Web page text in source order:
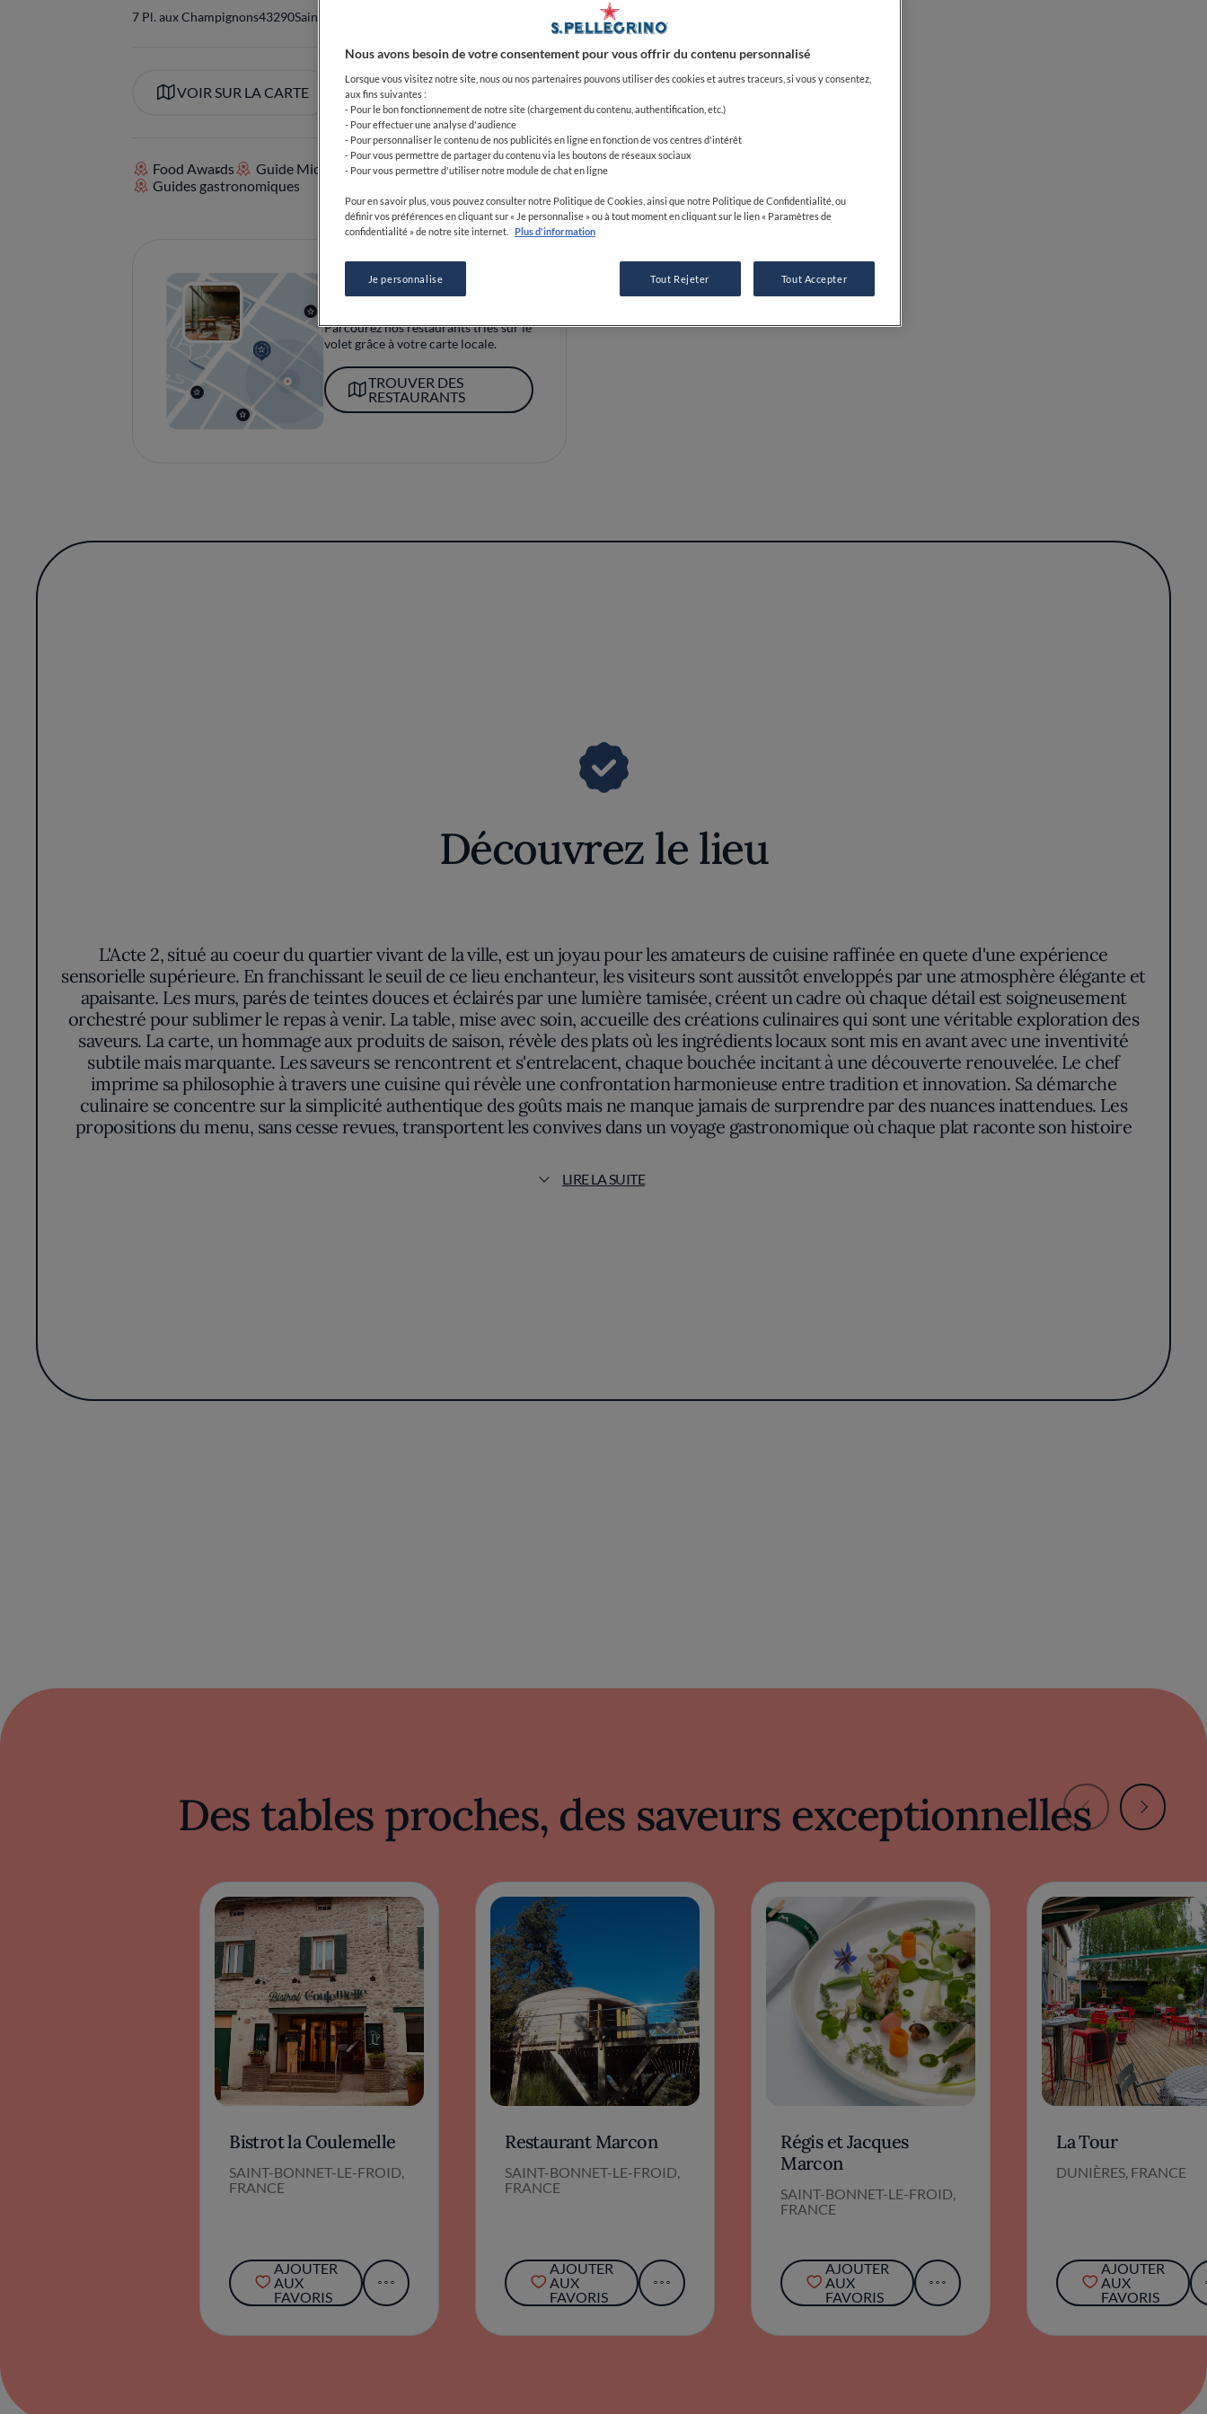
7 Pl. aux Champignons43290Saint-Bonnet-le-Froid
VOIR SUR LA CARTE
Food Awards
Guide Michelin
Guides gastronomiques
AFFICHER PLUS
Découvrez la carte
Parcourez nos restaurants triés sur le
volet grâce à votre carte locale.
TROUVER DES
RESTAURANTS
Découvrez le lieu
L'Acte 2, situé au coeur du quartier vivant de la ville, est un joyau pour les amateurs de cuisine raffinée en quete d'une expérience
sensorielle supérieure. En franchissant le seuil de ce lieu enchanteur, les visiteurs sont aussitôt enveloppés par une atmosphère élégante et
apaisante. Les murs, parés de teintes douces et éclairés par une lumière tamisée, créent un cadre où chaque détail est soigneusement
orchestré pour sublimer le repas à venir. La table, mise avec soin, accueille des créations culinaires qui sont une véritable exploration des
saveurs. La carte, un hommage aux produits de saison, révèle des plats où les ingrédients locaux sont mis en avant avec une inventivité
subtile mais marquante. Les saveurs se rencontrent et s'entrelacent, chaque bouchée incitant à une découverte renouvelée. Le chef
imprime sa philosophie à travers une cuisine qui révèle une confrontation harmonieuse entre tradition et innovation. Sa démarche
culinaire se concentre sur la simplicité authentique des goûts mais ne manque jamais de surprendre par des nuances inattendues. Les
propositions du menu, sans cesse revues, transportent les convives dans un voyage gastronomique où chaque plat raconte son histoire
propre. Dans cette bulle hors du temps, la présentation soignée des plats attire d'abord l'œil, avant que le parfum des ingrédients ne vienne
aiguiser l'appétit. Visiter L'Acte 2, c'est choisir une pause chaleureuse et contemplative, où le tumulte du dehors s'efface pour laisser place à
l'émerveillement. Sans verser dans l'ostentation, ce restaurant offre une profondeur culinaire qui inspire durablement.
LIRE LA SUITE
Des tables proches, des saveurs exceptionnelles
Bistrot la Coulemelle
SAINT-BONNET-LE-FROID,
FRANCE
AJOUTER
AUX
FAVORIS
Restaurant Marcon
SAINT-BONNET-LE-FROID,
FRANCE
AJOUTER
AUX
FAVORIS
Régis et Jacques
Marcon
SAINT-BONNET-LE-FROID,
FRANCE
AJOUTER
AUX
FAVORIS
La Tour
DUNIÈRES, FRANCE
AJOUTER
AUX
FAVORIS
Nous avons besoin de votre consentement pour vous offrir du contenu personnalisé
Lorsque vous visitez notre site, nous ou nos partenaires pouvons utiliser des cookies et autres traceurs, si vous y consentez,
aux fins suivantes :
- Pour le bon fonctionnement de notre site (chargement du contenu, authentification, etc.)
- Pour effectuer une analyse d'audience
- Pour personnaliser le contenu de nos publicités en ligne en fonction de vos centres d'intérêt
- Pour vous permettre de partager du contenu via les boutons de réseaux sociaux
- Pour vous permettre d'utiliser notre module de chat en ligne
Pour en savoir plus, vous pouvez consulter notre Politique de Cookies, ainsi que notre Politique de Confidentialité, ou
définir vos préférences en cliquant sur « Je personnalise » ou à tout moment en cliquant sur le lien « Paramètres de
confidentialité » de notre site internet.
Plus d'information
Je personnalise Tout Rejeter Tout Accepter